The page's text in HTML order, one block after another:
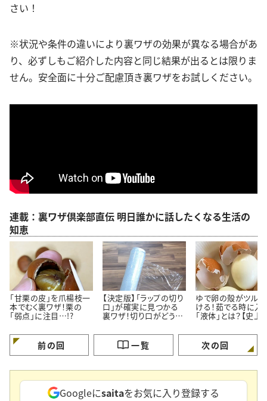
さい！
※状況や条件の違いにより裏ワザの効果が異なる場合があ
り、必ずしもご紹介した内容と同じ結果が出るとは限りま
せん。安全面に十分ご配慮頂き裏ワザをお試しください。
連載：裏ワザ倶楽部直伝 明日誰かに話したくなる生活の
知恵
「甘栗の皮」を爪楊枝一
本でむく裏ワザ！栗の
「弱点」に注目…!?
【決定版】「ラップの切り
口」が確実に見つかる
裏ワザ！切り口がどうし
ゆで卵の殻がツルっ
ける！茹でる時に入
「液体」とは？【史上
前の回 一覧 次の回
Googleにsaitaをお気に入り登録する